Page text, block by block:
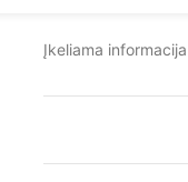
Įkeliama